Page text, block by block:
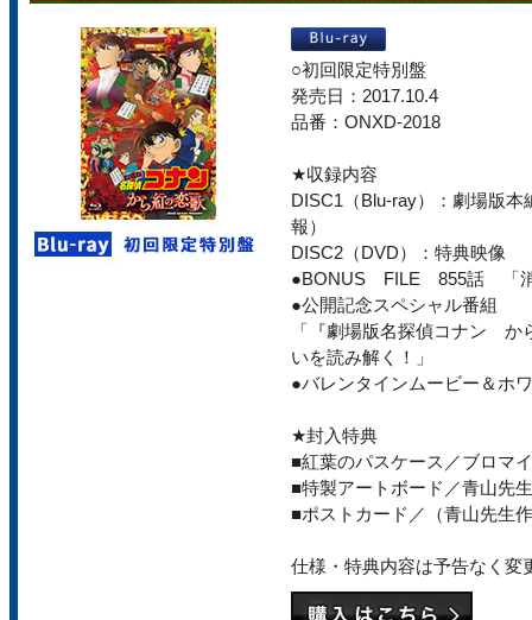
○初回限定特別盤
発売日：2017.10.4
品番：ONXD-2018
★収録内容
DISC1（Blu-ray）：劇場版
報）
DISC2（DVD）：特典映像
●BONUS FILE 855話 「消
●公開記念スペシャル番組
「『劇場版名探偵コナン か
いを読み解く！」
●バレンタインムービー＆ホ
★封入特典
■紅葉のパスケース／ブロマ
■特製アートボード／青山先
■ポストカード／（青山先生
仕様・特典内容は予告なく変